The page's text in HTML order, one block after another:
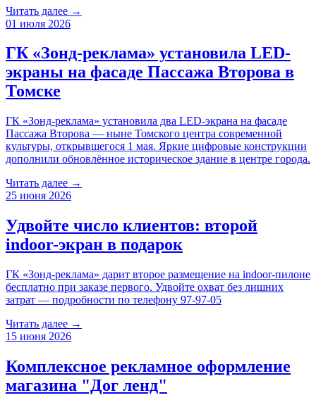
Читать далее →
01 июля 2026
ГК «Зонд-реклама» установила LED-
экраны на фасаде Пассажа Второва в
Томске
ГК «Зонд-реклама» установила два LED-экрана на фасаде
Пассажа Второва — ныне Томского центра современной
культуры, открывшегося 1 мая. Яркие цифровые конструкции
дополнили обновлённое историческое здание в центре города.
Читать далее →
25 июня 2026
Удвойте число клиентов: второй
indoor-экран в подарок
ГК «Зонд-реклама» дарит второе размещение на indoor-пилоне
бесплатно при заказе первого. Удвойте охват без лишних
затрат — подробности по телефону 97-97-05
Читать далее →
15 июня 2026
Комплексное рекламное оформление
магазина "Дог ленд"